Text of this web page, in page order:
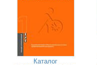
Каталог